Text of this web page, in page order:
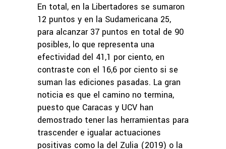
En total, en la Libertadores se sumaron
12 puntos y en la Sudamericana 25,
para alcanzar 37 puntos en total de 90
posibles, lo que representa una
efectividad del 41,1 por ciento, en
contraste con el 16,6 por ciento si se
suman las ediciones pasadas. La gran
noticia es que el camino no termina,
puesto que Caracas y UCV han
demostrado tener las herramientas para
trascender e igualar actuaciones
positivas como la del Zulia (2019) o la